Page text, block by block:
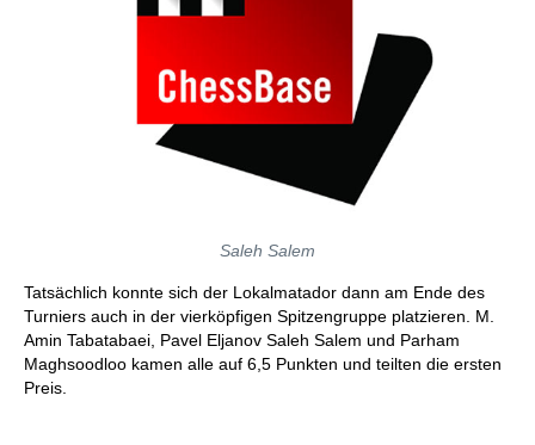
Saleh Salem
Tatsächlich konnte sich der Lokalmatador dann am Ende des
Turniers auch in der vierköpfigen Spitzengruppe platzieren. M.
Amin Tabatabaei, Pavel Eljanov Saleh Salem und Parham
Maghsoodloo kamen alle auf 6,5 Punkten und teilten die ersten
Preis.